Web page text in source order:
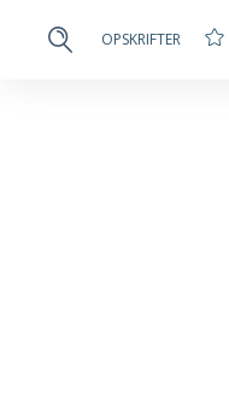
OPSKRIFTER